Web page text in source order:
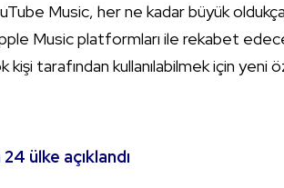
Music, her ne kadar büyük
Music platformları ile rekabet
tarafından kullanılabilmek için yeni
ülke açıklandı